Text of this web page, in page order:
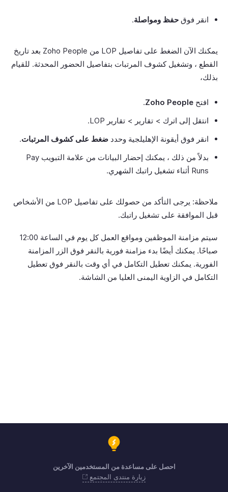
انقر فوق حفظ ومواصلة.
يمكنك الآن الضغط على تفاصيل LOP من Zoho People بعد تاريخ
القطع ، وتشغيل كشوف المرتبات بتفاصيل الحضور المحدثة. للقيام
بذلك،
افتح Zoho People
.
انتقل إلى اترك > تقارير > تقارير LOP.
انقر فوق أيقونة الإهليلجية وحدد ضغط على كشوف المرتبات.
بدلاً من ذلك ، يمكنك إحضار البيانات من علامة التبويب Pay
Runs أثناء تشغيل راتبك الشهري.
ملاحظة: يرجى التأكد من حصولك على تفاصيل LOP من الأشخاص
قبل الموافقة على تشغيل راتبك.
سيتم مزامنة الموظفين ومواقع العمل كل يوم في الساعة 12:00
صباحًا. يمكنك أيضًا بدء مزامنة فورية بالنقر فوق الزر المزامنة
الفورية. يمكنك تعطيل التكامل في أي وقت بالنقر فوق تعطيل
التكامل في الزاوية اليمنى العليا من الشاشة.
احصل على مساعدة من المستخدمين الآخرين
زيارة منتدى المجتمع